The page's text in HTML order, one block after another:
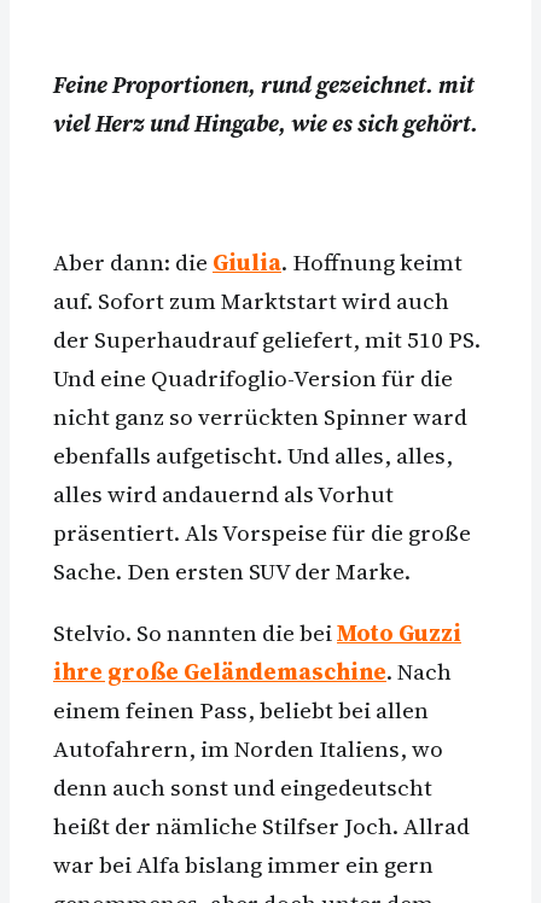
Feine Proportionen, rund gezeichnet. mit
viel Herz und Hingabe, wie es sich gehört.
Aber dann: die Giulia. Hoffnung keimt
auf. Sofort zum Marktstart wird auch
der Superhaudrauf geliefert, mit 510 PS.
Und eine Quadrifoglio-Version für die
nicht ganz so verrückten Spinner ward
ebenfalls aufgetischt. Und alles, alles,
alles wird andauernd als Vorhut
präsentiert. Als Vorspeise für die große
Sache. Den ersten SUV der Marke.
Stelvio. So nannten die beiMoto Guzzi
ihre große Geländemaschine. Nach
einem feinen Pass, beliebt bei allen
Autofahrern, im Norden Italiens, wo
denn auch sonst und eingedeutscht
heißt der nämliche Stilfser Joch. Allrad
war bei Alfa bislang immer ein gern